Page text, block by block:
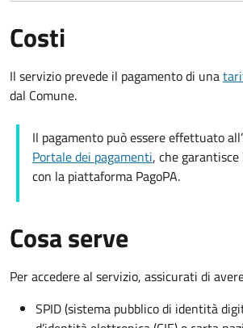
Costi
Il servizio prevede il pagamento di una
dal Comune.
Il pagamento può essere effettuato
Portale dei pagamenti, che
con la piattaforma PagoPA.
Cosa serve
Per accedere al servizio, assicurati di
SPID (sistema pubblico di identità